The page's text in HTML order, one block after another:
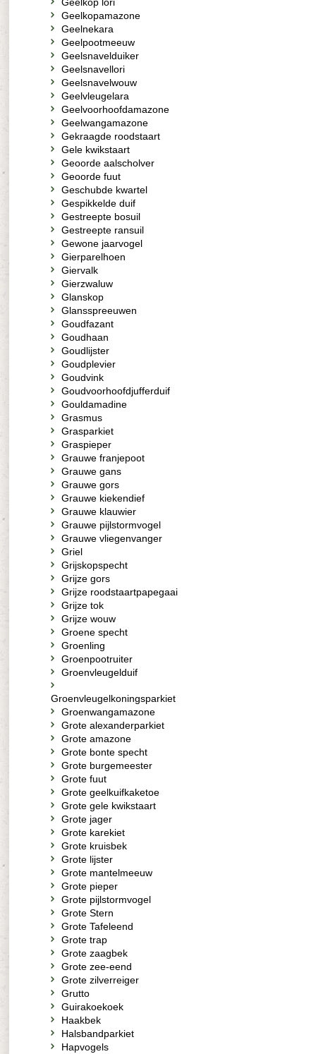
Geelkopamazone
Geelnekara
Geelpootmeeuw
Geelsnavelduiker
Geelsnavellori
Geelsnavelwouw
Geelvleugelara
Geelvoorhoofdamazone
Geelwangamazone
Gekraagde roodstaart
Gele kwikstaart
Geoorde aalscholver
Geoorde fuut
Geschubde kwartel
Gespikkelde duif
Gestreepte bosuil
Gestreepte ransuil
Gewone jaarvogel
Gierparelhoen
Giervalk
Gierzwaluw
Glanskop
Glansspreeuwen
Goudfazant
Goudhaan
Goudlijster
Goudplevier
Goudvink
Goudvoorhoofdjufferduif
Gouldamadine
Grasmus
Grasparkiet
Graspieper
Grauwe franjepoot
Grauwe gans
Grauwe gors
Grauwe kiekendief
Grauwe klauwier
Grauwe pijlstormvogel
Grauwe vliegenvanger
Griel
Grijskopspecht
Grijze gors
Grijze roodstaartpapegaai
Grijze tok
Grijze wouw
Groene specht
Groenling
Groenpootruiter
Groenvleugelduif
Groenvleugelkoningsparkiet
Groenwangamazone
Grote alexanderparkiet
Grote amazone
Grote bonte specht
Grote burgemeester
Grote fuut
Grote geelkuifkaketoe
Grote gele kwikstaart
Grote jager
Grote karekiet
Grote kruisbek
Grote lijster
Grote mantelmeeuw
Grote pieper
Grote pijlstormvogel
Grote Stern
Grote Tafeleend
Grote trap
Grote zaagbek
Grote zee-eend
Grote zilverreiger
Grutto
Guirakoekoek
Haakbek
Halsbandparkiet
Hapvogels